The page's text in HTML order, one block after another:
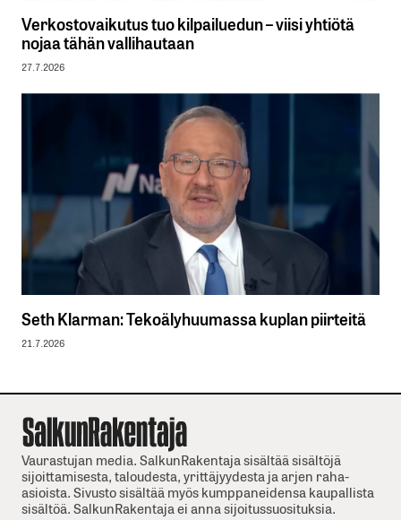
Verkostovaikutus tuo kilpailuedun – viisi yhtiötä
nojaa tähän vallihautaan
27.7.2026
Seth Klarman: Tekoälyhuumassa kuplan piirteitä
21.7.2026
Vaurastujan media. SalkunRakentaja sisältää sisältöjä
sijoittamisesta, taloudesta, yrittäjyydesta ja arjen raha-
asioista. Sivusto sisältää myös kumppaneidensa kaupallista
sisältöä. SalkunRakentaja ei anna sijoitussuosituksia.